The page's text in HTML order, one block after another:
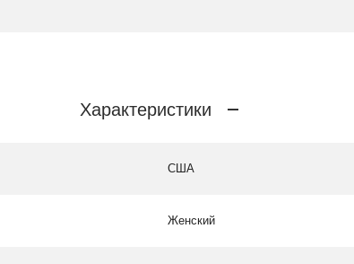
Характеристики
США
Женский